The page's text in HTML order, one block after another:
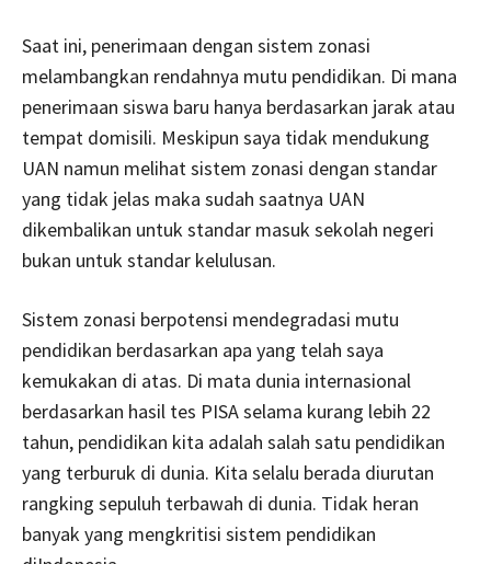
Saat ini, penerimaan dengan sistem zonasi
melambangkan rendahnya mutu pendidikan. Di mana
penerimaan siswa baru hanya berdasarkan jarak atau
tempat domisili. Meskipun saya tidak mendukung
UAN namun melihat sistem zonasi dengan standar
yang tidak jelas maka sudah saatnya UAN
dikembalikan untuk standar masuk sekolah negeri
bukan untuk standar kelulusan.
Sistem zonasi berpotensi mendegradasi mutu
pendidikan berdasarkan apa yang telah saya
kemukakan di atas. Di mata dunia internasional
berdasarkan hasil tes PISA selama kurang lebih 22
tahun, pendidikan kita adalah salah satu pendidikan
yang terburuk di dunia. Kita selalu berada diurutan
rangking sepuluh terbawah di dunia. Tidak heran
banyak yang mengkritisi sistem pendidikan